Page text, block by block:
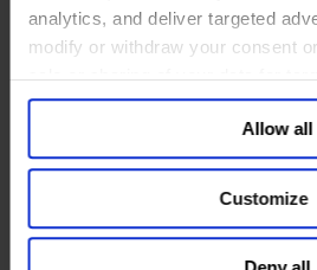
analytics, and deliver targeted
modify or withdraw your consent
sale or sharing of your data for
clicking “Do Not Sell or Share My
the footer of the website. You
and each browser. For additional
Cookie Policy
; for
ourPrivacy Policy.
Allow all
Customize
プライベートキャピタル
テクノロジー&コミュニケー
パブリック・セクター
金融サービス
私たちについて